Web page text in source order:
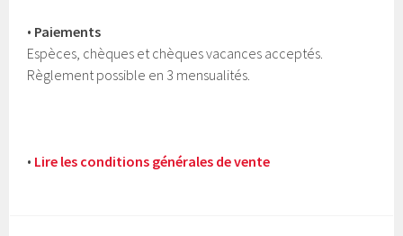
• Paiements
Espèces, chèques et chèques vacances acceptés.
Règlement possible en 3 mensualités.
• Lire les conditions générales de vente